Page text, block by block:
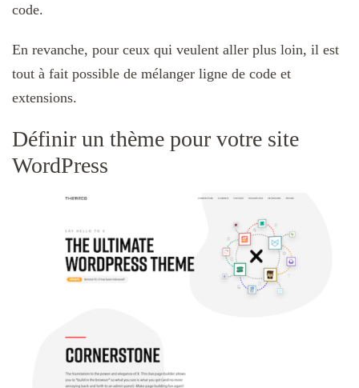
code.
En revanche, pour ceux qui veulent aller plus loin, il est
tout à fait possible de mélanger ligne de code et
extensions.
Définir un thème pour votre site
WordPress